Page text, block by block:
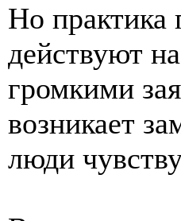
Но практика
действуют
громкими
возникает
люди